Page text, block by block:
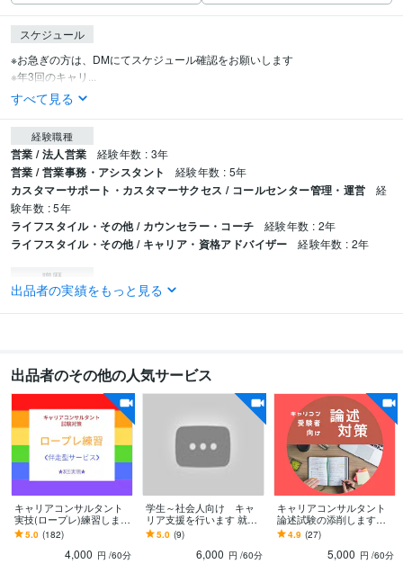
スケジュール
※お急ぎの方は、DMにてスケジュール確認をお願いします
※年3回のキャリ...
すべて見る
経験職種
営業 / 法人営業 経験年数 : 3年
営業 / 営業事務・アシスタント 経験年数 : 5年
カスタマーサポート・カスタマーサクセス / コールセンター管理・運営
経
験年数 : 5年
ライフスタイル・その他 / カウンセラー・コーチ 経験年数 : 2年
ライフスタイル・その他 / キャリア・資格アドバイザー 経験年数 : 2年
職歴
心のおかえり～花恩～ 2021年12月 ~ 現在
株式会社ウェルファン 2015年2月 ~ 2020年7月
受賞歴
不登校について 和歌山県主催　再就職支援セミナー「子育てママの幸
せ」
｢キャリア理論全般｣養成講座での使用テキスト
資格・検定
キャリアコンサルタント 取得年 : 2020年
得意分野
悩み相談・カウンセリング 子育て、不登校、働くママ支援
子育て 働くママ
出品者の実績をもっと見る
出品者のその他の人気サービス
キャリアコンサルタント
実技(ロープレ)練習します
8割以上がリピーター‼1回
～3回まで実施回数を選べ
5.0 (182)
4,000 円 /60分
学生～社会人向け キャ
リア支援を行います 就
活、転職、生活etc.キャリ
アコンサルタントによる
5.0 (9)
6,000 円 /60分
キャリアコンサルタント
論述試験の添削します
【私の回答用紙付きで
す！】口頭試問対策は、
論述の攻略がカギ！
4.9 (27)
5,000 円 /60分